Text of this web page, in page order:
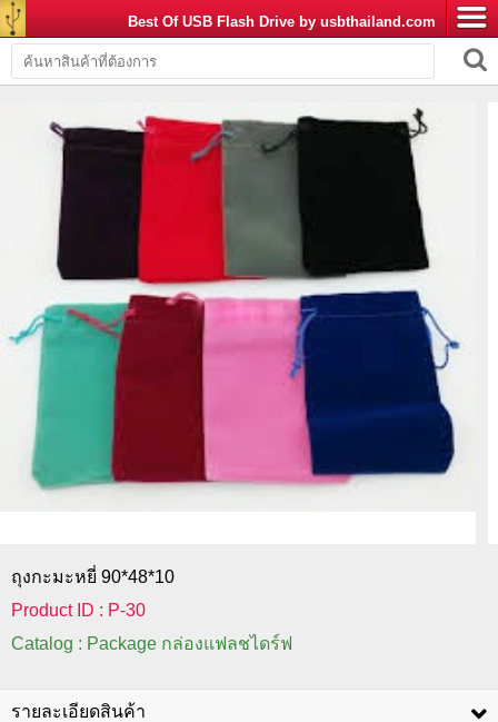
Best Of USB Flash Drive by usbthailand.com
ถุงกะมะหยี่ 90*48*10
Product ID : P-30
Catalog : Package กล่องแฟลชไดร์ฟ
รายละเอียดสินค้า